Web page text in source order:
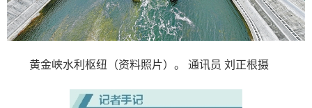
黄金峡水利枢纽（资料照片）。 通讯员 刘正根摄